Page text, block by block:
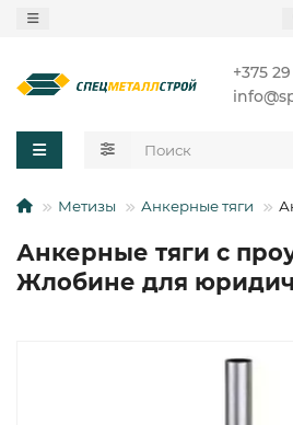
+375
Метизы Анкерные тяги
Анкерные тяги с
Жлобине для